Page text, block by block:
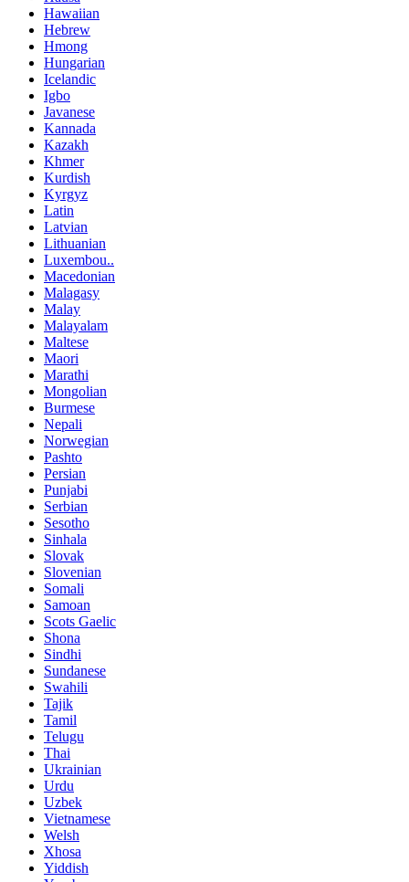
Hawaiian
Hebrew
Hmong
Hungarian
Icelandic
Igbo
Javanese
Kannada
Kazakh
Khmer
Kurdish
Kyrgyz
Latin
Latvian
Lithuanian
Luxembou..
Macedonian
Malagasy
Malay
Malayalam
Maltese
Maori
Marathi
Mongolian
Burmese
Nepali
Norwegian
Pashto
Persian
Punjabi
Serbian
Sesotho
Sinhala
Slovak
Slovenian
Somali
Samoan
Scots Gaelic
Shona
Sindhi
Sundanese
Swahili
Tajik
Tamil
Telugu
Thai
Ukrainian
Urdu
Uzbek
Vietnamese
Welsh
Xhosa
Yiddish